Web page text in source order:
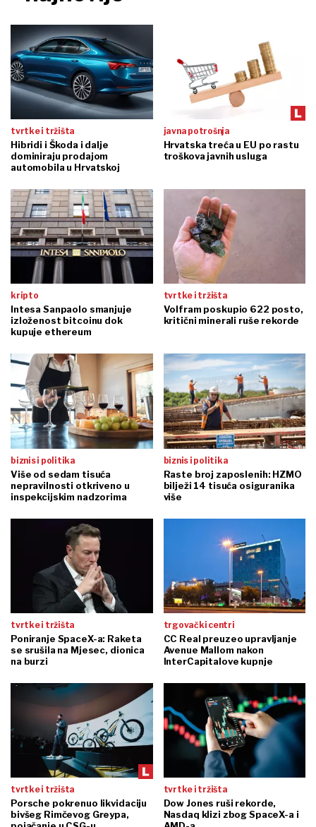
tvrtke i tržišta
Hibridi i Škoda i dalje
dominiraju prodajom
automobila u Hrvatskoj
javna potrošnja
Hrvatska treća u EU po rastu
troškova javnih usluga
kripto
Intesa Sanpaolo smanjuje
izloženost bitcoinu dok
kupuje ethereum
tvrtke i tržišta
Volfram poskupio 622 posto,
kritični minerali ruše rekorde
biznis i politika
Više od sedam tisuća
nepravilnosti otkriveno u
inspekcijskim nadzorima
biznis i politika
Raste broj zaposlenih: HZMO
bilježi 14 tisuća osiguranika
više
tvrtke i tržišta
Poniranje SpaceX-a: Raketa
se srušila na Mjesec, dionica
na burzi
trgovački centri
CC Real preuzeo upravljanje
Avenue Mallom nakon
InterCapitalove kupnje
tvrtke i tržišta
Porsche pokrenuo likvidaciju
bivšeg Rimčevog Greypa,
tvrtke i tržišta
Dow Jones ruši rekorde,
Nasdaq klizi zbog SpaceX-a i